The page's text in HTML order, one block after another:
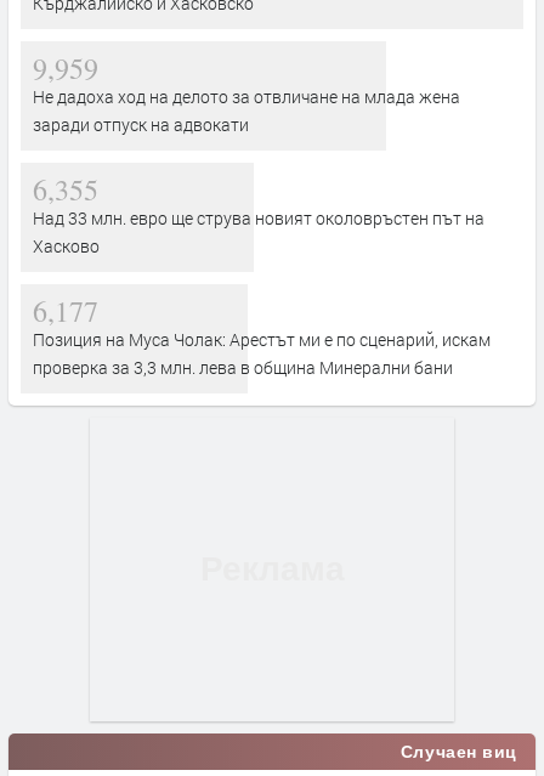
9,959
Не дадоха ход на делото за отвличане на млада жена
заради отпуск на адвокати
6,355
Над 33 млн. евро ще струва новият околовръстен път на
Хасково
6,177
Позиция на Муса Чолак: Арестът ми е по сценарий, искам
проверка за 3,3 млн. лева в община Минерални бани
Случаен виц